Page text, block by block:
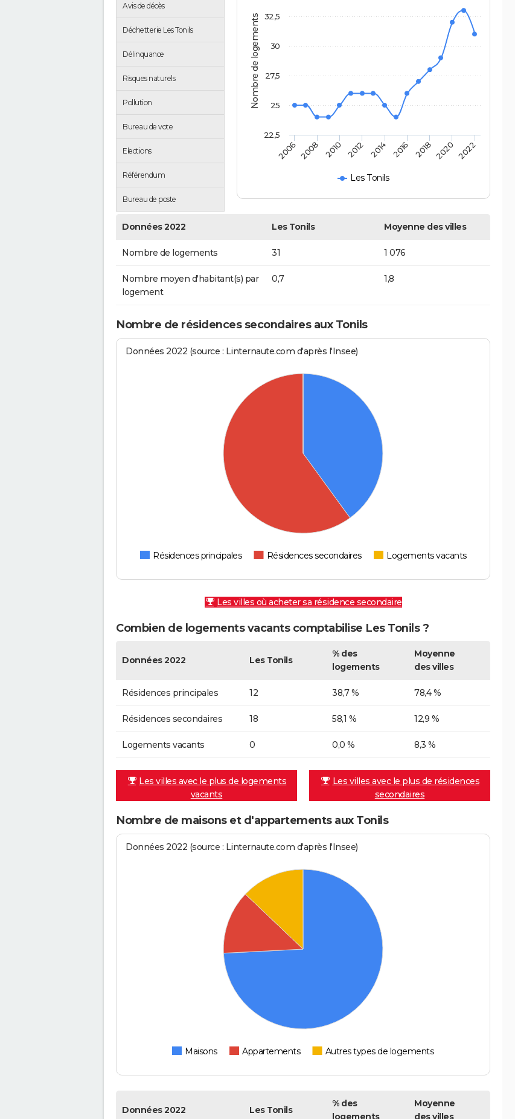
Avis de décès
Déchetterie Les Tonils
Délinquance
Risques naturels
Pollution
Bureau de vote
Elections
Référendum
Bureau de poste
Nombre de logements
Les Tonils
2006 2008 2010 2012 2014 2016 2018 2020 2022
22,5
25
27,5
30
32,5
Données 2022 Les Tonils Moyenne des villes
Nombre de logements 31 1 076
Nombre moyen d'habitant(s) par
logement
0,7 1,8
Nombre de résidences secondaires aux Tonils
Données 2022 (source : Linternaute.com d'après l'Insee)
Résidences principales Résidences secondaires Logements vacants
Les villes où acheter sa résidence secondaire
Combien de logements vacants comptabilise Les Tonils ?
Données 2022 Les Tonils
% des
logements
Moyenne
des villes
Résidences principales 12 38,7 % 78,4 %
Résidences secondaires 18 58,1 % 12,9 %
Logements vacants 0 0,0 % 8,3 %
Les villes avec le plus de logements
vacants
Les villes avec le plus de résidences
secondaires
Nombre de maisons et d'appartements aux Tonils
Données 2022 (source : Linternaute.com d'après l'Insee)
Maisons Appartements Autres types de logements
Données 2022 Les Tonils
% des
logements
Moyenne
des villes